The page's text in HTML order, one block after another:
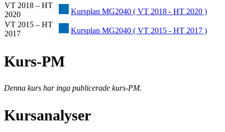
VT 2018 – HT
2020
Kursplan MG2040 ( VT 2018 - HT 2020 )
VT 2015 – HT
2017
Kursplan MG2040 ( VT 2015 - HT 2017 )
Kurs-PM
Denna kurs har inga publicerade kurs-PM.
Kursanalyser